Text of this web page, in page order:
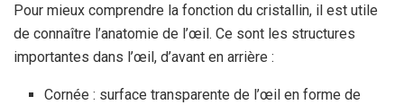
Pour mieux comprendre la fonction du cristallin, il est utile
de connaître l’anatomie de l’œil. Ce sont les structures
importantes dans l’œil, d’avant en arrière :
Cornée : surface transparente de l’œil en forme de